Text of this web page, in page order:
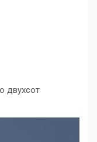
двухсот